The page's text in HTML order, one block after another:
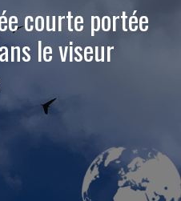
courte portée
le viseur